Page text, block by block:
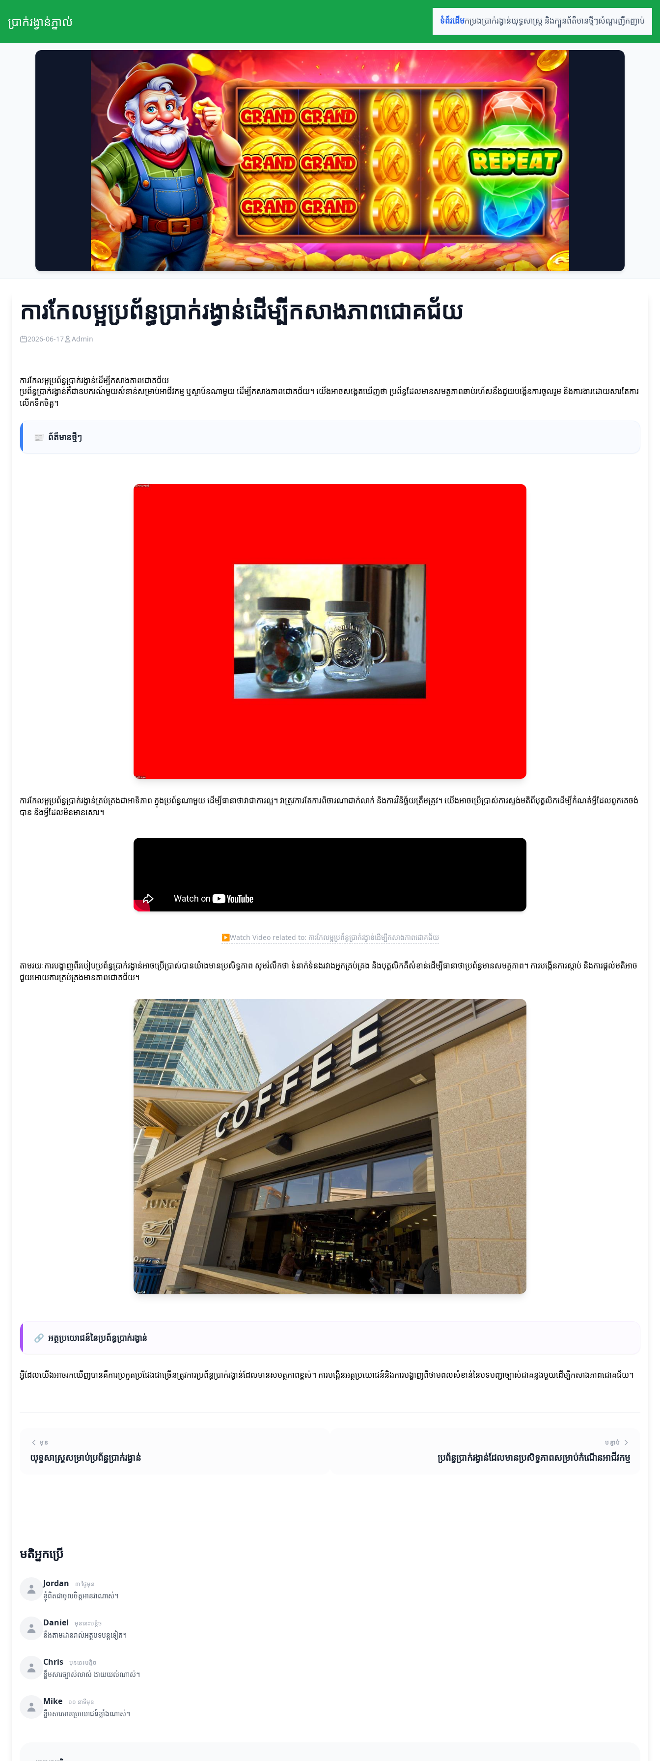
ប្រាក់រង្វាន់ភ្នាល់ ទំព័រដើមកម្រងប្រាក់រង្វាន់យុទ្ធសាស្ត្រ និងក្បួនព័ត៏មានថ្មីៗសំណួរញឹកញាប់
ការកែលម្អប្រព័ន្ធប្រាក់រង្វាន់ដើម្បីកសាងភាពជោគជ័យ
2026-06-17 Admin
ការកែលម្អប្រព័ន្ធប្រាក់រង្វាន់ដើម្បីកសាងភាពជោគជ័យ
ប្រព័ន្ធប្រាក់រង្វាន់គឺជាឧបករណ៍មួយសំខាន់សម្រាប់អាជីវកម្ម ឬស្ថាប័នណាមួយ ដើម្បីកសាងភាពជោគជ័យ។ យើងអាចសង្កេតឃើញថា ប្រព័ន្ធដែលមានសមត្ថភាពឆាប់រហ័សនឹងជួយបង្កើនការចូលរួម និងការងារដោយសារតែការ
លើកទឹកចិត្ត។
📰 ព័ត៏មានថ្មីៗ
ការកែលម្អប្រព័ន្ធប្រាក់រង្វាន់គ្រប់គ្រងជាអាទិភាព ក្នុងប្រព័ន្ធណាមួយ ដើម្បីធានាថាវាជាការល្អ។ វាត្រូវការតែការពិចារណាជាក់លាក់ និងការវិនិច្ឆ័យត្រឹមត្រូវ។ យើងអាចប្រើប្រាស់ការស្ទង់មតិពីបុគ្គលិកដើម្បីកំណត់អ្វីដែលពួកគេចង់
បាន និងអ្វីដែលមិនមានសោរ។
▶Watch Video related to: ការកែលម្អប្រព័ន្ធប្រាក់រង្វាន់ដើម្បីកសាងភាពជោគជ័យ
តាមរយៈការបង្ហាញពីរបៀបប្រព័ន្ធប្រាក់រង្វាន់អាចប្រើប្រាស់បានយ៉ាងមានប្រសិទ្ធភាព សូមរំលឹកថា ទំនាក់ទំនងរវាងអ្នកគ្រប់គ្រង និងបុគ្គលិកគឺសំខាន់ដើម្បីធានាថាប្រព័ន្ធមានសមត្ថភាព។ ការបង្កើនការស្តាប់ និងការផ្តល់មតិអាច
ជួយអោយការគ្រប់គ្រងមានភាពជោគជ័យ។
🔗 អត្ថប្រយោជន៍នៃប្រព័ន្ធប្រាក់រង្វាន់
អ្វីដែលយើងអាចរកឃើញបានគឺការប្រកួតប្រជែងជាច្រើនត្រូវការប្រព័ន្ធប្រាក់រង្វាន់ដែលមានសមត្ថភាពខ្ពស់។ ការបង្កើនអត្ថប្រយោជន៍និងការបង្ហាញពីថាមពលសំខាន់នៃបទបញ្ជាច្បាស់ជាគន្លងមួយដើម្បីកសាងភាពជោគជ័យ។
មុន
យុទ្ធសាស្ត្រសម្រាប់ប្រព័ន្ធប្រាក់រង្វាន់
បន្ទាប់
ប្រព័ន្ធប្រាក់រង្វាន់ដែលមានប្រសិទ្ធភាពសម្រាប់កំណើនអាជីវកម្ម
មតិអ្នកប្រើ
Jordan ៣ ថ្ងៃមុន
ខ្ញុំពិតជាចូលចិត្តអានវាណាស់។
Daniel មុននេះបន្តិច
នឹងតាមដានរាល់អត្ថបទបន្តទៀត។
Chris មុននេះបន្តិច
ខ្លឹមសារច្បាស់លាស់ ងាយយល់ណាស់។
Mike ១០ នាទីមុន
ខ្លឹមសារមានប្រយោជន៍ខ្លាំងណាស់។